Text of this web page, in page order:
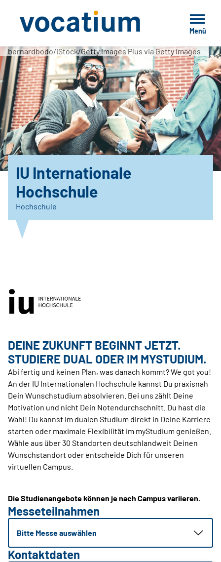
Menü
bernardbodo/iStock/Getty Images Plus via Getty Images
IU Internationale
Hochschule
Hochschule
DEINE ZUKUNFT BEGINNT JETZT.
STUDIERE DUAL ODER IM MYSTUDIUM.
Abi fertig und keinen Plan, was danach kommt? We got you!
An der IU Internationalen Hochschule kannst Du praxisnah
Dein Wunschstudium absolvieren. Bei uns zählt Deine
Motivation und nicht Dein Notendurchschnitt. Du hast die
Wahl! Du kannst im dualen Studium direkt in Deine Karriere
starten oder maximale Flexibilität im myStudium genießen.
Wähle aus über 30 Standorten deutschlandweit Deinen
Wunschstandort oder entscheide Dich für unseren
virtuellen Campus.
Die Studienangebote können je nach Campus variieren.
Messeteilnahmen
Bitte Messe auswählen
Kontaktdaten